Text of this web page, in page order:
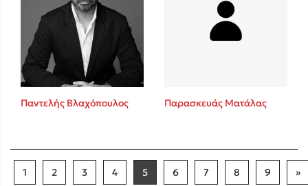
Παντελής Βλαχόπουλος Παρασκευάς Ματάλας
1 2 3 4 5 6 7 8 9 »